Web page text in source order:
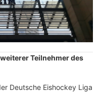
Teilnehmer des
Deutsche Eishockey Liga